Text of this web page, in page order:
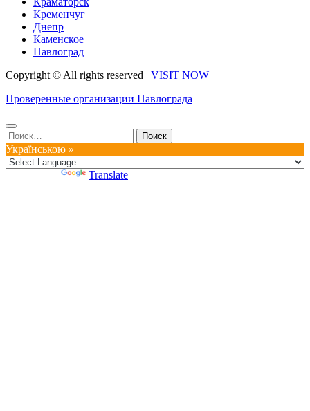
Кременчуг
Днепр
Каменское
Павлоград
Copyright © All rights reserved | VISIT NOW
Проверенные организации Павлограда
Найти:
Українською »
Translate